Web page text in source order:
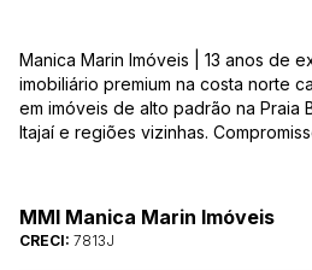
Manica Marin Imóveis | 13 anos de
imobiliário premium na costa norte
em imóveis de alto padrão na Praia
Itajaí e regiões vizinhas.
entende e valoriza seu investimento.
MMI Manica Marin Imóveis
CRECI: 7813J